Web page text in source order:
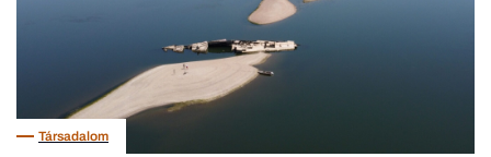
Társadalom